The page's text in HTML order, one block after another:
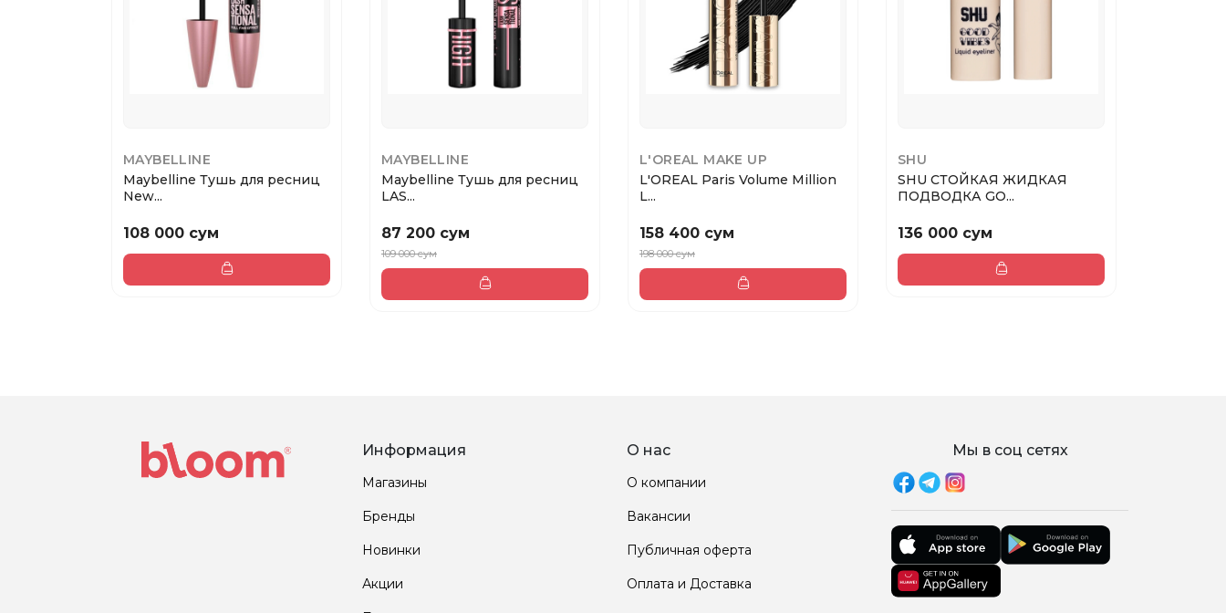
MAYBELLINE
Maybelline Тушь для ресниц
New...
108 000 сум
MAYBELLINE
Maybelline Тушь для ресниц
LAS...
87 200 сум
109 000 сум
L'OREAL MAKE UP
L'OREAL Paris Volume Million
L...
158 400 сум
198 000 сум
SHU
SHU СТОЙКАЯ ЖИДКАЯ
ПОДВОДКА GO...
136 000 сум
Информация
Магазины
Бренды
Новинки
Акции
О нас
О компании
Вакансии
Публичная оферта
Оплата и Доставка
Мы в соц сетях